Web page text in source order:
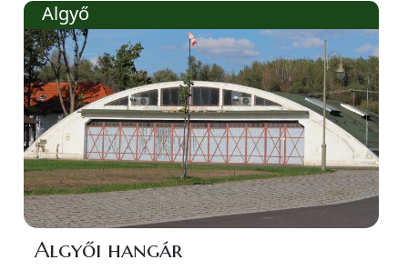
Algyő
Algyői hangár